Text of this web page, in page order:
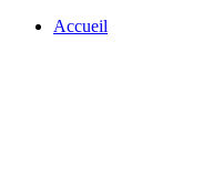
Accueil